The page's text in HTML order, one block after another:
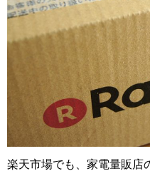
楽天市場でも、家電量販店